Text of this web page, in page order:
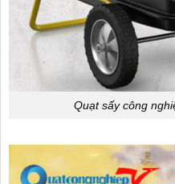
Quạt sấy công